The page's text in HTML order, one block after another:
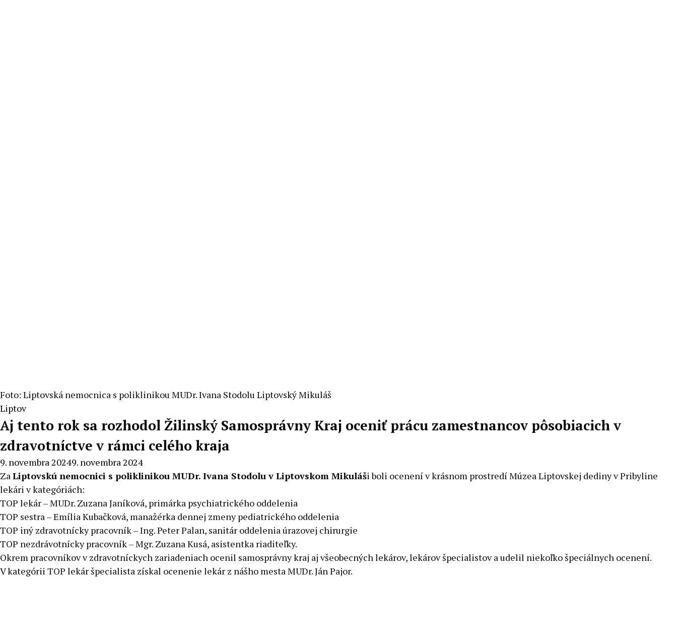
Foto: Liptovská nemocnica s poliklinikou MUDr. Ivana Stodolu Liptovský Mikuláš
Liptov
Aj tento rok sa rozhodol Žilinský Samosprávny Kraj oceniť prácu zamestnancov pôsobiacich v
zdravotníctve v rámci celého kraja
9. novembra 20249. novembra 2024
ZaLiptovskú nemocnici s poliklinikou MUDr. Ivana Stodolu v Liptovskom Mikuláši boli ocenení v krásnom prostredí Múzea Liptovskej dediny v Pribyline
lekári v kategóriách:
TOP lekár – MUDr. Zuzana Janíková, primárka psychiatrického oddelenia
TOP sestra – Emília Kubačková, manažérka dennej zmeny pediatrického oddelenia
TOP iný zdravotnícky pracovník – Ing. Peter Palan, sanitár oddelenia úrazovej chirurgie
TOP nezdrávotnícky pracovník – Mgr. Zuzana Kusá, asistentka riaditeľky.
Okrem pracovníkov v zdravotníckych zariadeniach ocenil samosprávny kraj aj všeobecných lekárov, lekárov špecialistov a udelil niekoľko špeciálnych ocenení.
V kategórii TOP lekár špecialista získal ocenenie lekár z nášho mesta MUDr. Ján Pajor.